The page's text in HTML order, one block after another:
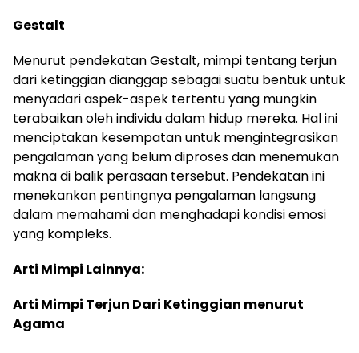
Gestalt
Menurut pendekatan Gestalt, mimpi tentang terjun
dari ketinggian dianggap sebagai suatu bentuk untuk
menyadari aspek-aspek tertentu yang mungkin
terabaikan oleh individu dalam hidup mereka. Hal ini
menciptakan kesempatan untuk mengintegrasikan
pengalaman yang belum diproses dan menemukan
makna di balik perasaan tersebut. Pendekatan ini
menekankan pentingnya pengalaman langsung
dalam memahami dan menghadapi kondisi emosi
yang kompleks.
Arti Mimpi Lainnya:
Arti Mimpi Terjun Dari Ketinggian menurut
Agama